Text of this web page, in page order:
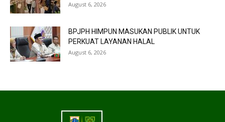
August 6, 2026
BPJPH HIMPUN MASUKAN PUBLIK UNTUK
PERKUAT LAYANAN HALAL
August 6, 2026